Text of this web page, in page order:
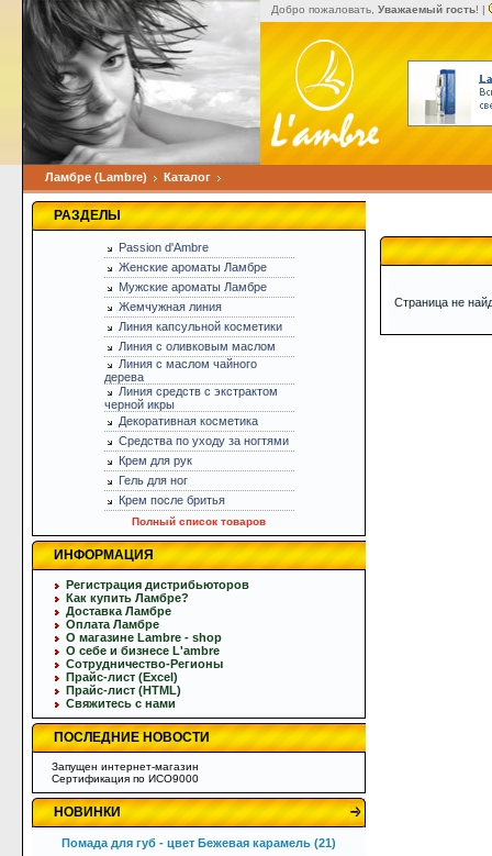
Добро пожаловать, Уважаемый гость! |
Ламбре (Lambre) Каталог
РАЗДЕЛЫ
Passion d'Ambre
Женские ароматы Ламбре
Мужские ароматы Ламбре
Жемчужная линия
Линия капсульной косметики
Линия с оливковым маслом
Линия с маслом чайного
дерева
Линия средств с экстрактом
черной икры
Декоративная косметика
Средства по уходу за ногтями
Крем для рук
Гель для ног
Крем после бритья
Полный список товаров
ИНФОРМАЦИЯ
Регистрация дистрибьюторов
Как купить Ламбре?
Доставка Ламбре
Оплата Ламбре
О магазине Lambre - shop
О себе и бизнесе L'ambre
Сотрудничество-Регионы
Прайс-лист (Excel)
Прайс-лист (HTML)
Свяжитесь с нами
ПОСЛЕДНИЕ НОВОСТИ
Запущен интернет-магазин
Сертификация по ИСО9000
НОВИНКИ
Помада для губ - цвет Бежевая карамель (21)
Страница не